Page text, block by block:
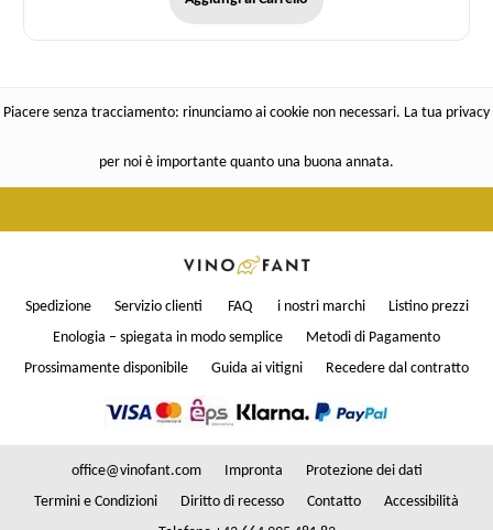
Piacere senza tracciamento: rinunciamo ai cookie non necessari. La tua privacy
per noi è importante quanto una buona annata.
Spedizione Servizio clienti FAQ i nostri marchi
Listino prezzi
Enologia – spiegata in modo semplice
Metodi di Pagamento
Prossimamente disponibile
Guida ai vitigni Recedere dal contratto
office@vinofant.com Impronta
Protezione dei dati
Termini e Condizioni
Diritto di recesso Contatto
Accessibilità